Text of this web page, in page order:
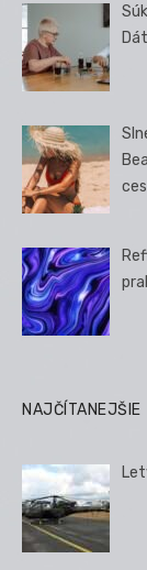
NAJČÍTANEJŠIE